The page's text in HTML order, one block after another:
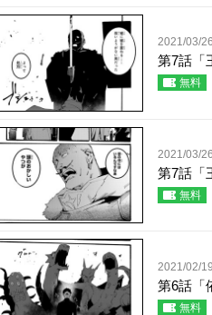
2021/03/26
第7話「
無料
2021/03/26
第7話「
無料
2021/02/19
第6話「
無料